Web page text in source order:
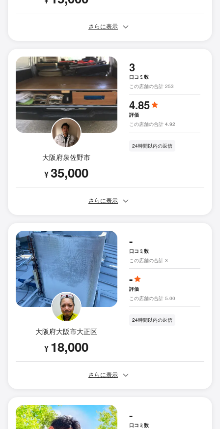
さらに表示
大阪府泉佐野市
¥35,000
3
口コミ数
この店舗の合計 253
4.85
評価
この店舗の合計 4.92
24時間以内の返信
さらに表示
大阪府大阪市大正区
¥ 18,000
-
口コミ数
この店舗の合計 3
-
評価
この店舗の合計 5.00
24時間以内の返信
さらに表示
-
口コミ数